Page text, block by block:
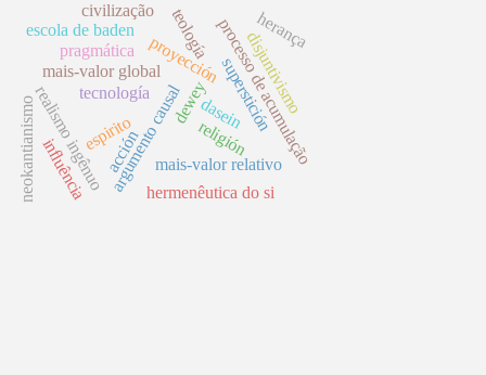
argumento causal superstición
proyecciónprocesso de acumulação
mais-valor global
mais-valor relativo
disjuntivismo
religión
realismo ingênuotecnología dewey
teología
espirito
influência
neokantianismo
escola de baden
dasein
herança
pragmática
hermenêutica do si
acción
civilização